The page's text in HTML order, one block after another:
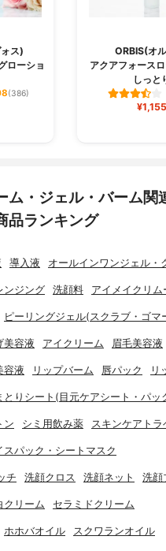
ス)
ローショ
(386)
ORBIS(オ
アクアフォース
しっと
¥1,155
ム・ジェル・バーム関
品ランキング
導入液 オールインワンジェル・
ンジング 洗顔料 アイメイクリム
ピーリングジェル(スクラブ・ゴマ
美容液 アイクリーム 眉毛美容液
容液 リップバーム 唇パック リ
とりシート(目元ケアシート・パッ
ン シミ用飲み薬 スキンケアトラ
スパック・シートマスク
チ 洗顔クロス 洗顔ネット 洗顔
クリーム セラミドクリーム
ホホバオイル スクワランオイル